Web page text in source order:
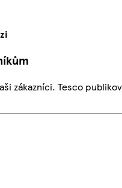
zákazníci. Tesco